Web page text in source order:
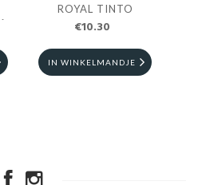
ROYAL TINTO
€10.30
IN WINKELMANDJE